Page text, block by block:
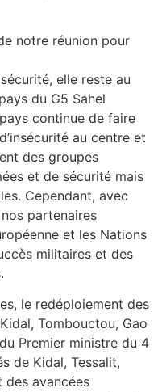
notre réunion pour
elle reste au
du G5 Sahel
continue de faire
au centre et
des groupes
et de sécurité mais
Cependant, avec
nos partenaires
et les Nations
militaires et des
le redéploiement des
Tombouctou, Gao
Premier ministre du 4
de Kidal, Tessalit,
des avancées